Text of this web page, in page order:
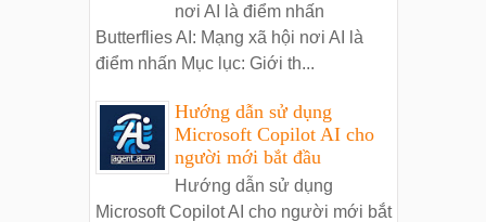
nơi AI là điểm nhấn
Butterflies AI: Mạng xã hội nơi AI là
điểm nhấn Mục lục: Giới th...
Hướng dẫn sử dụng
Microsoft Copilot AI cho
người mới bắt đầu
Hướng dẫn sử dụng
Microsoft Copilot AI cho người mới bắt